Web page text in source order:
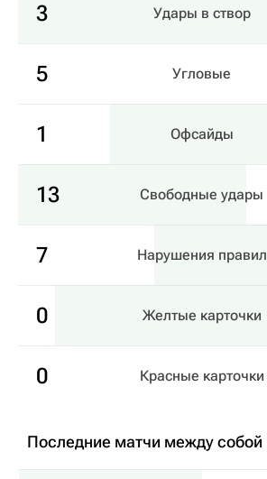
3 Удары в створ
5 Угловые
1 Офсайды
13 Свободные удары
7 Нарушения правил
0 Желтые карточки
0 Красные карточки
Последние матчи между собой